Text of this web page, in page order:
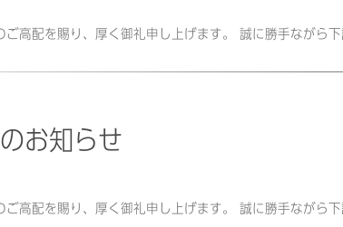
高配を賜り、厚く御礼申し上げます。 誠に勝手ながら
お知らせ
高配を賜り、厚く御礼申し上げます。 誠に勝手ながら